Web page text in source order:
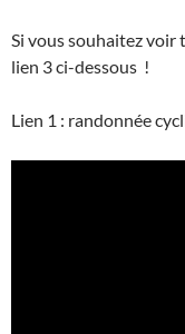
Si vous souhaitez voir
lien 3 ci-dessous !
Lien 1 : randonnée